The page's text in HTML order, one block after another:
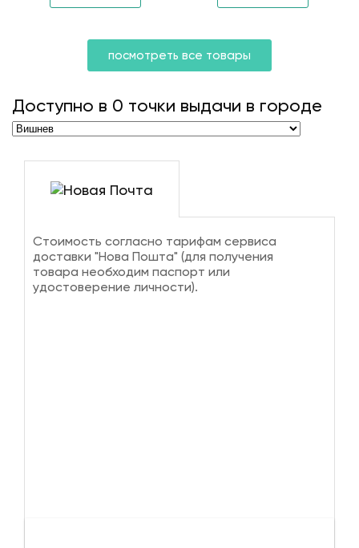
посмотреть все товары
Доступно в 0 точки выдачи в городе
Стоимость согласно тарифам сервиса
доставки "Нова Пошта" (для получения
товара необходим паспорт или
удостоверение личности).